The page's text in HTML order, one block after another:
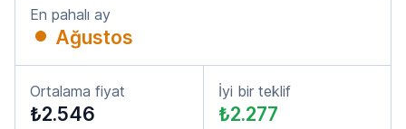
En pahalı ay
Ağustos
Ortalama fiyat
₺2.546
İyi bir teklif
₺2.277